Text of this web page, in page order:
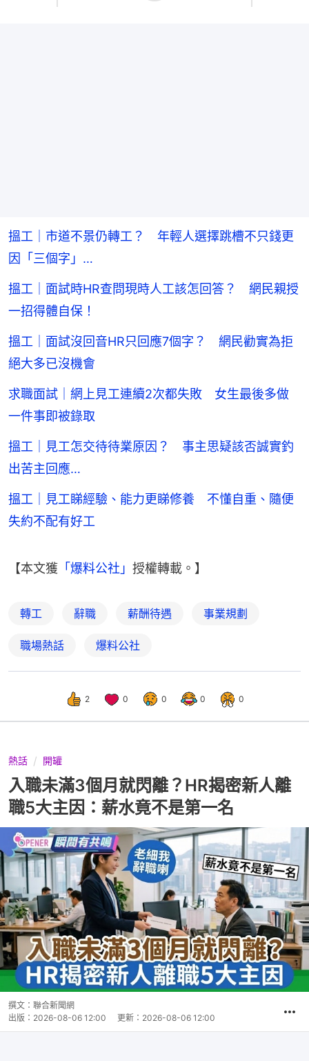
搵工｜市道不景仍轉工？ 年輕人選擇跳槽不只錢更
因「三個字」…
搵工｜面試時HR查問現時人工該怎回答？ 網民親授
一招得體自保！
搵工｜面試沒回音HR只回應7個字？ 網民勸實為拒
絕大多已沒機會
求職面試｜網上見工連續2次都失敗 女生最後多做
一件事即被錄取
搵工｜見工怎交待待業原因？ 事主思疑該否誠實釣
出苦主回應…
搵工｜見工睇經驗、能力更睇修養 不懂自重、隨便
失約不配有好工
【本文獲 「爆料公社」 授權轉載。】
轉工 辭職 薪酬待遇 事業規劃
職場熱話 爆料公社
2 0 0 0 0
熱話 開罐
入職未滿3個月就閃離？HR揭密新人離
職5大主因：薪水竟不是第一名
撰文： 聯合新聞網
出版： 2026-08-06 12:00 更新： 2026-08-06 12:00